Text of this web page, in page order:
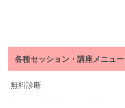
各種セッション・講座メニュー
無料診断